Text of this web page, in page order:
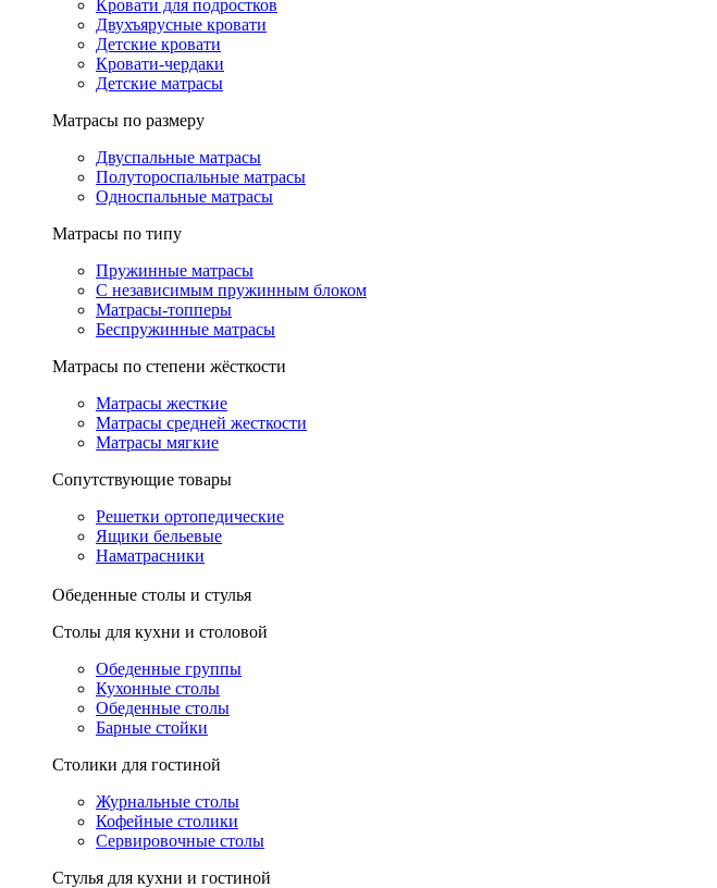
Кровати для подростков
Двухъярусные кровати
Детские кровати
Кровати-чердаки
Детские матрасы
Матрасы по размеру
Двуспальные матрасы
Полутороспальные матрасы
Односпальные матрасы
Матрасы по типу
Пружинные матрасы
С независимым пружинным блоком
Матрасы-топперы
Беспружинные матрасы
Матрасы по степени жёсткости
Матрасы жесткие
Матрасы средней жесткости
Матрасы мягкие
Сопутствующие товары
Решетки ортопедические
Ящики бельевые
Наматрасники
Обеденные столы и стулья
Столы для кухни и столовой
Обеденные группы
Кухонные столы
Обеденные столы
Барные стойки
Столики для гостиной
Журнальные столы
Кофейные столики
Сервировочные столы
Стулья для кухни и гостиной